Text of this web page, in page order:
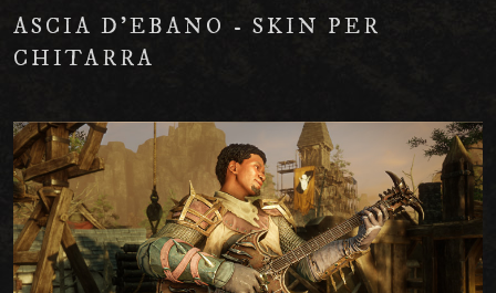
ASCIA D'EBANO - SKIN PER
CHITARRA